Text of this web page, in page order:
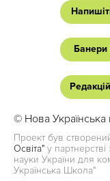
© Нова
Проект був
Освіта" у партнерстві
науки України для
Українська Школа"